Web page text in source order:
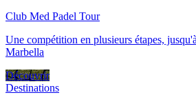
Club Med Padel Tour
Une compétition en plusieurs étapes,
Marbella
Découvrir
Destinations